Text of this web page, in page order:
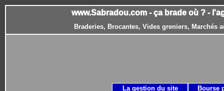
www.Sabradou.com - ça brade où ? -
Braderies, Brocantes, Vides greniers, Marchés
La gestion du site Bourse